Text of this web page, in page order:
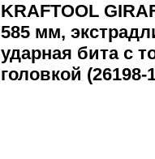
KRAFTOOL
585 мм,
ударная бита с
головкой (26198-